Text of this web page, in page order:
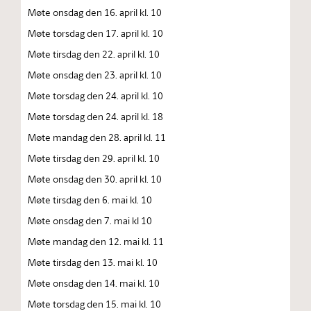
Møte onsdag den 16. april kl. 10
Møte torsdag den 17. april kl. 10
Møte tirsdag den 22. april kl. 10
Møte onsdag den 23. april kl. 10
Møte torsdag den 24. april kl. 10
Møte torsdag den 24. april kl. 18
Møte mandag den 28. april kl. 11
Møte tirsdag den 29. april kl. 10
Møte onsdag den 30. april kl. 10
Møte tirsdag den 6. mai kl. 10
Møte onsdag den 7. mai kl 10
Møte mandag den 12. mai kl. 11
Møte tirsdag den 13. mai kl. 10
Møte onsdag den 14. mai kl. 10
Møte torsdag den 15. mai kl. 10